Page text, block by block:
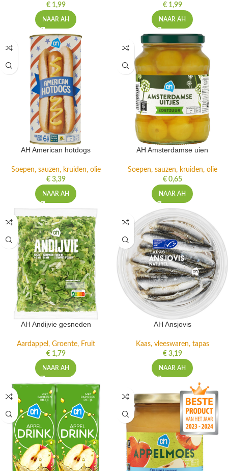
€1,99
NAAR AH
€1,99
NAAR AH
AH American hotdogs
Soepen, sauzen, kruiden, olie
€3,39
NAAR AH
AH Amsterdamse uien
Soepen, sauzen, kruiden, olie
€0,65
NAAR AH
AH Andijvie gesneden
Aardappel, Groente, Fruit
€1,79
NAAR AH
AH Ansjovis
Kaas, vleeswaren, tapas
€3,19
NAAR AH